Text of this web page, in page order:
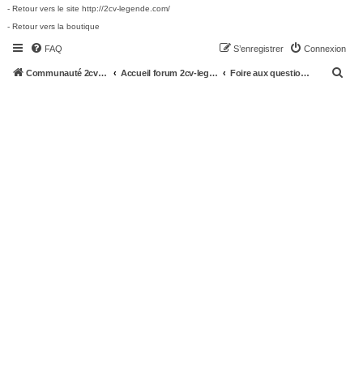
- Retour vers le site http://2cv-legende.com/
- Retour vers la boutique
FAQ Connexion
S’enregistrer
Communauté 2cv-legende.com Accueil forum 2cv-legende.com Foire aux questions (Questions posées fréquemment)